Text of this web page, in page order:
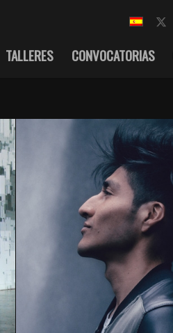
TALLERES CONVOCATORIAS